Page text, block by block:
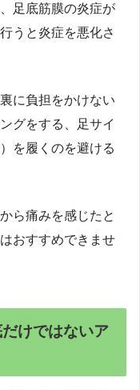
足底筋膜の炎症が
うと炎症を悪化さ
に負担をかけない
グをする、足サイ
を履くのを避ける
ら痛みを感じたと
おすすめできませ
けではないア